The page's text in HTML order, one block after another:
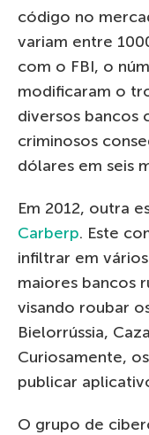
código no
variam entre
com o FBI, o
modificaram o
diversos bancos
criminosos
dólares em seis
Em 2012, outra
Carberp. Este
infiltrar em
maiores bancos
visando roubar
Bielorrússia,
Curiosamente,
publicar
O grupo de